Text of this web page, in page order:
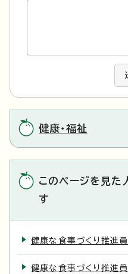
健康・福祉
このページを見た
す
健康な食事づくり推進
健康な食事づくり推